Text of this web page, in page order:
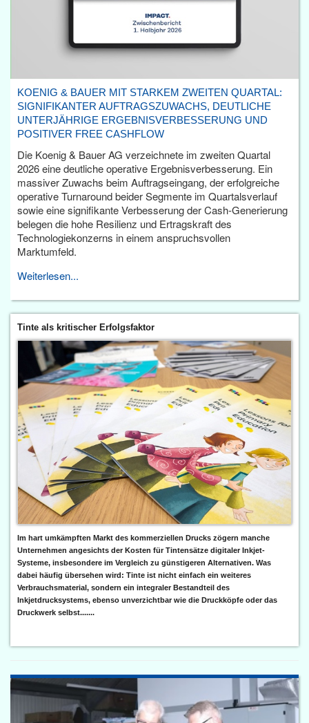
KOENIG & BAUER MIT STARKEM ZWEITEN QUARTAL:
SIGNIFIKANTER AUFTRAGSZUWACHS, DEUTLICHE
UNTERJÄHRIGE ERGEBNISVERBESSERUNG UND
POSITIVER FREE CASHFLOW
Die Koenig & Bauer AG verzeichnete im zweiten Quartal
2026 eine deutliche operative Ergebnisverbesserung. Ein
massiver Zuwachs beim Auftragseingang, der erfolgreiche
operative Turnaround beider Segmente im Quartalsverlauf
sowie eine signifikante Verbesserung der Cash-Generierung
belegen die hohe Resilienz und Ertragskraft des
Technologiekonzerns in einem anspruchsvollen
Marktumfeld.
Weiterlesen...
Tinte als kritischer Erfolgsfaktor
Im hart umkämpften Markt des kommerziellen Drucks zögern manche
Unternehmen angesichts der Kosten für Tintensätze digitaler Inkjet-
Systeme, insbesondere im Vergleich zu günstigeren Alternativen. Was
dabei häufig übersehen wird: Tinte ist nicht einfach ein weiteres
Verbrauchsmaterial, sondern ein integraler Bestandteil des
Inkjetdrucksystems, ebenso unverzichtbar wie die Druckköpfe oder das
Druckwerk selbst.......